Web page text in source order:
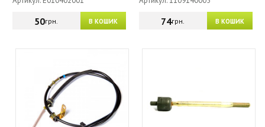
В КОШИК
50грн. В КОШИК
74грн.